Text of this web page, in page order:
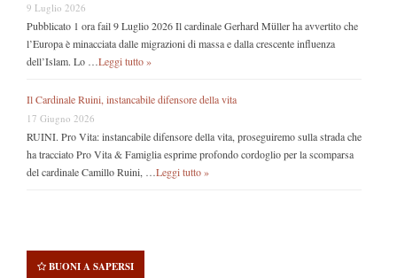
9 Luglio 2026
Pubblicato 1 ora fail 9 Luglio 2026 Il cardinale Gerhard Müller ha avvertito che
l’Europa è minacciata dalle migrazioni di massa e dalla crescente influenza
dell’Islam. Lo …Leggi tutto »
Il Cardinale Ruini, instancabile difensore della vita
17 Giugno 2026
RUINI. Pro Vita: instancabile difensore della vita, proseguiremo sulla strada che
ha tracciato Pro Vita & Famiglia esprime profondo cordoglio per la scomparsa
del cardinale Camillo Ruini, …Leggi tutto »
BUONI A SAPERSI